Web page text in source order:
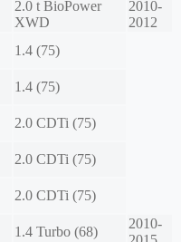
2.0 t BioPower
XWD
2010-
2012
1.4 (75)
1.4 (75)
2.0 CDTi (75)
2.0 CDTi (75)
2.0 CDTi (75)
1.4 Turbo (68)
2010-